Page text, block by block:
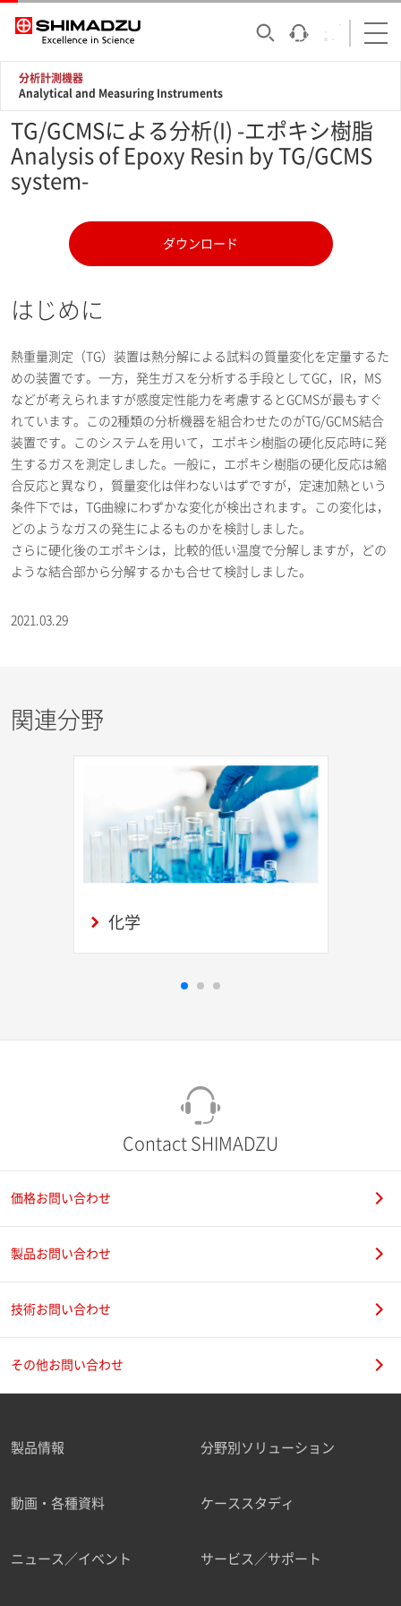
分析計測機器
Analytical and Measuring Instruments
TG/GCMSによる分析(I) -エポキシ樹脂
Analysis of Epoxy Resin by TG/GCMS
system-
ダウンロード
はじめに
熱重量測定（TG）装置は熱分解による試料の質量変化を定量するた
めの装置です。一方，発生ガスを分析する手段としてGC，IR，MS
などが考えられますが感度定性能力を考慮するとGCMSが最もすぐ
れています。この2種類の分析機器を組合わせたのがTG/GCMS結合
装置です。このシステムを用いて，エポキシ樹脂の硬化反応時に発
生するガスを測定しました。一般に，エポキシ樹脂の硬化反応は縮
合反応と異なり，質量変化は伴わないはずですが，定速加熱という
条件下では，TG曲線にわずかな変化が検出されます。この変化は，
どのようなガスの発生によるものかを検討しました。
さらに硬化後のエポキシは，比較的低い温度で分解しますが，どの
ような結合部から分解するかも合せて検討しました。
2021.03.29
関連分野
化学
Contact SHIMADZU
価格お問い合わせ
製品お問い合わせ
技術お問い合わせ
その他お問い合わせ
製品情報 分野別ソリューション
動画・各種資料 ケーススタディ
ニュース／イベント サービス／サポート